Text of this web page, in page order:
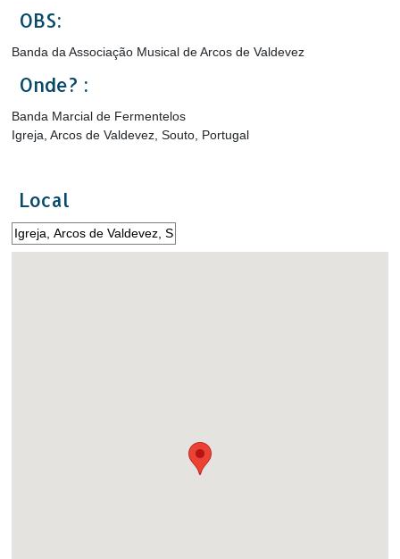
OBS:
Banda da Associação Musical de Arcos de Valdevez
Onde? :
Banda Marcial de Fermentelos
Igreja, Arcos de Valdevez, Souto, Portugal
Local